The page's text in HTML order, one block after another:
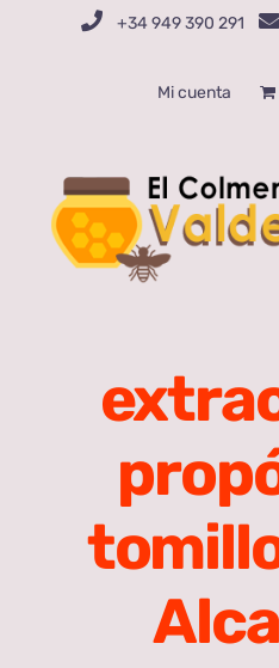
+34 949 390 291
Mi cuenta